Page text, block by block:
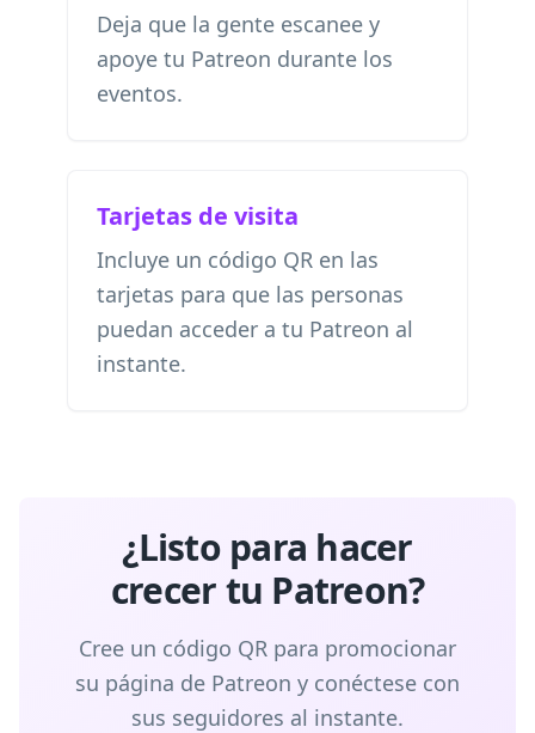
Deja que la gente escanee y
apoye tu Patreon durante los
eventos.
Tarjetas de visita
Incluye un código QR en las
tarjetas para que las personas
puedan acceder a tu Patreon al
instante.
¿Listo para hacer
crecer tu Patreon?
Cree un código QR para promocionar
su página de Patreon y conéctese con
sus seguidores al instante.